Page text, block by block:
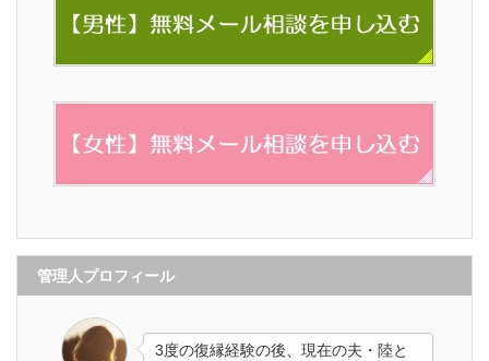
管理人プロフィール
3度の復縁経験の後、現在の夫・陸と